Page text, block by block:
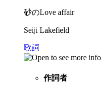
砂のLove affair
Seiji Lakefield
歌詞
作詞者